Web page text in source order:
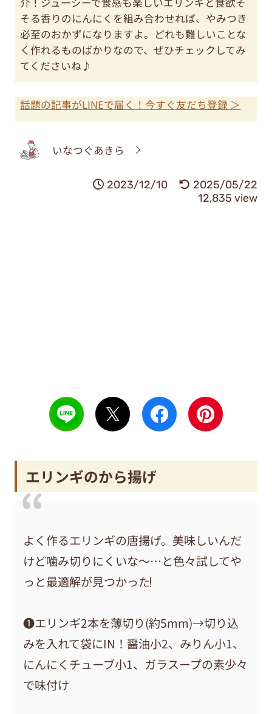
そる香りのにんにくを組み合わせれば、やみつき
必至のおかずになりますよ。どれも難しいことな
く作れるものばかりなので、ぜひチェックしてみ
てくださいね♪
話題の記事がLINEで届く！今すぐ友だち登録 ＞
いなつぐあきら
2023/12/10
2025/05/22
12,835 view
エリンギのから揚げ
よく作るエリンギの唐揚げ。美味しいんだ
けど噛み切りにくいな〜…と色々試してや
っと最適解が見つかった❗️
❶エリンギ2本を薄切り(約5mm)→切り込
みを入れて袋にIN！醤油小2、みりん小1、
にんにくチューブ小1、ガラスープの素少々
で味付け